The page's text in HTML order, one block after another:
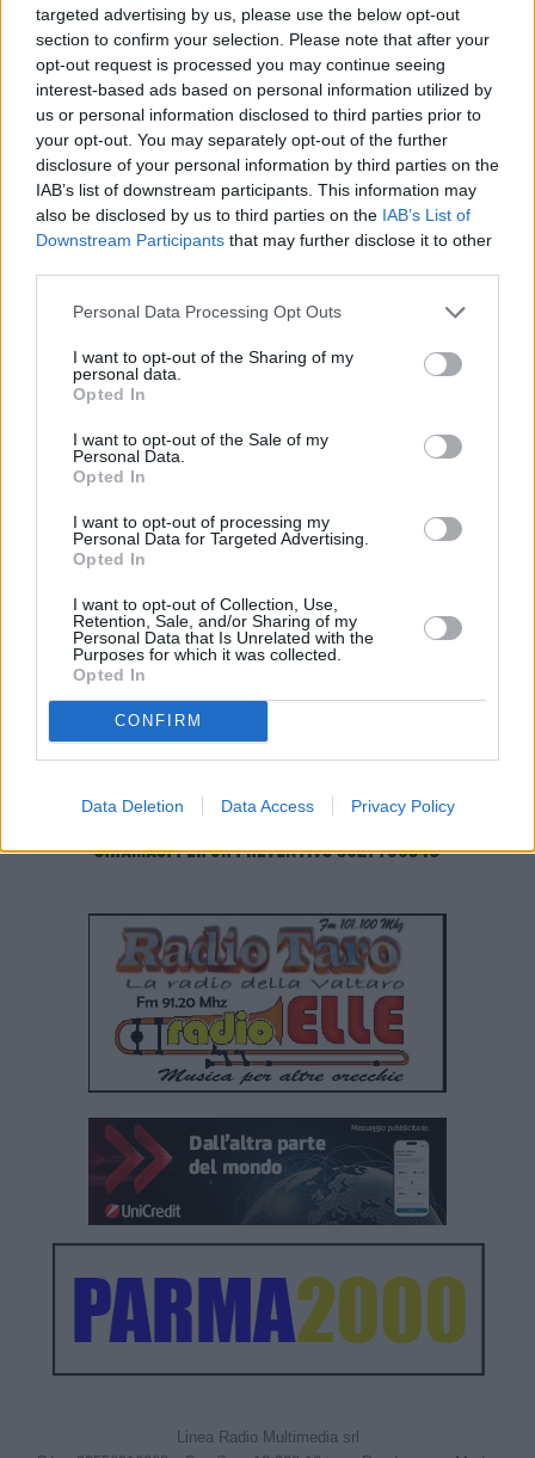
targeted advertising by us, please use the below opt-out
section to confirm your selection. Please note that after your
opt-out request is processed you may continue seeing
interest-based ads based on personal information utilized by
us or personal information disclosed to third parties prior to
your opt-out. You may separately opt-out of the further
disclosure of your personal information by third parties on the
IAB’s list of downstream participants. This information may
also be disclosed by us to third parties on the IAB’s List of
Downstream Participants that may further disclose it to other
Personal Data Processing Opt Outs
I want to opt-out of the Sharing of my
personal data.
Opted In
I want to opt-out of the Sale of my
Personal Data.
Opted In
I want to opt-out of processing my
Personal Data for Targeted Advertising.
Opted In
I want to opt-out of Collection, Use,
Retention, Sale, and/or Sharing of my
Personal Data that Is Unrelated with the
Purposes for which it was collected.
Opted In
CONFIRM
Data Deletion Data Access Privacy Policy
BARI (ITALPRESS) – A fronte di 5.591 tamponi, sono 791 i nuovi
casi di Covid registrati in Puglia: a renderlo noto il presidente della
Regione, Michele Emiliano, sulla base delle informazioni del
direttore del dipartimento Promozione della Salute Vito Montanaro.
I positivi sono 302 in provincia di Bari, 41 in provincia di Brindisi,
127 nella provincia BAT, 171 in provincia di Foggia, 41 in provincia
attribuito. Sono stati registrati 7 decessi: 6 in provincia di Foggia, 1
in provincia di Bari.
6.448 sono i pazienti guariti. 10.699 sono i casi attualmente positivi.
Il totale dei casi positivi Covid in Puglia è di 17.860.
Linea Radio Multimedia srl